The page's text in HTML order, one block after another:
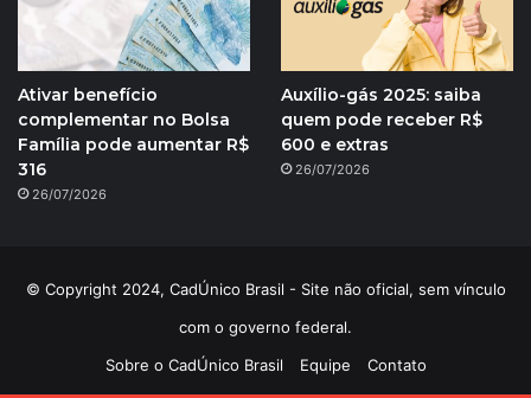
Ativar benefício
complementar no Bolsa
Família pode aumentar R$
316
26/07/2026
Auxílio-gás 2025: saiba
quem pode receber R$
600 e extras
26/07/2026
© Copyright 2024, CadÚnico Brasil - Site não oficial, sem vínculo
com o governo federal.
Sobre o CadÚnico Brasil
Equipe
Contato